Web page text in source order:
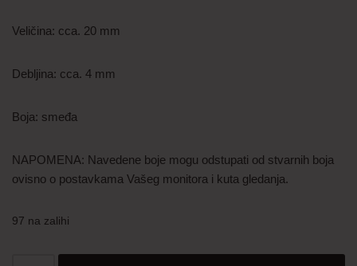
Veličina: cca. 20 mm
Debljina: cca. 4 mm
Boja: smeđa
NAPOMENA: Navedene boje mogu odstupati od stvarnih boja
ovisno o postavkama Vašeg monitora i kuta gledanja.
97 na zalihi